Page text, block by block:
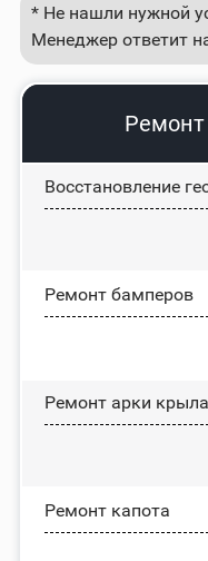
* Не нашли нужной
Менеджер ответит
Ремонт
Восстановление
Ремонт бамперов
Ремонт арки крыла
Ремонт капота